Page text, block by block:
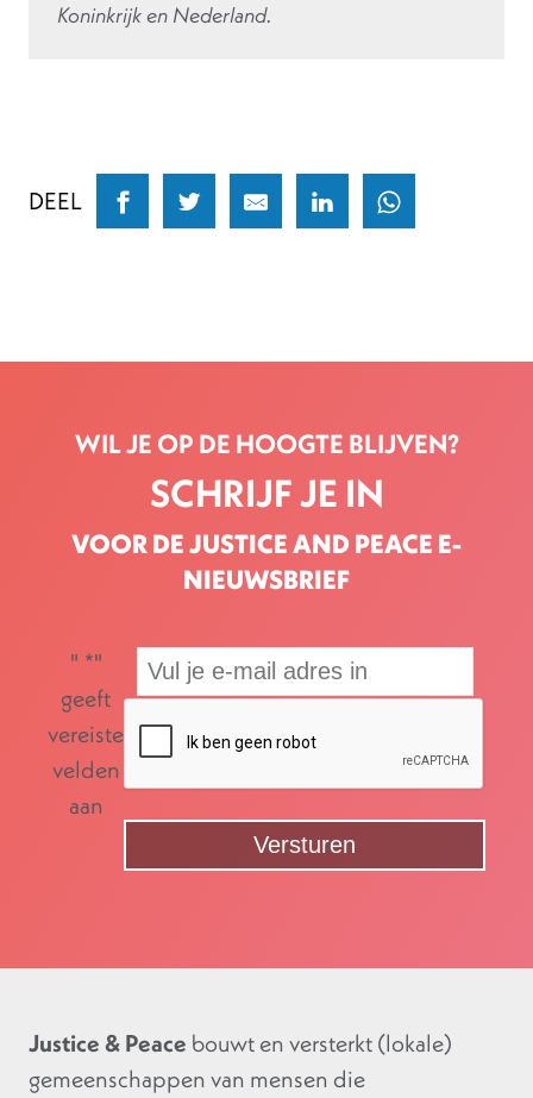
Koninkrijk en Nederland.
DEEL
WIL JE OP DE HOOGTE BLIJVEN?
SCHRIJF JE IN
VOOR DE JUSTICE AND PEACE E-
NIEUWSBRIEF
" *"
geeft
vereiste
velden
aan
Justice & Peace bouwt en versterkt (lokale)
gemeenschappen van mensen die